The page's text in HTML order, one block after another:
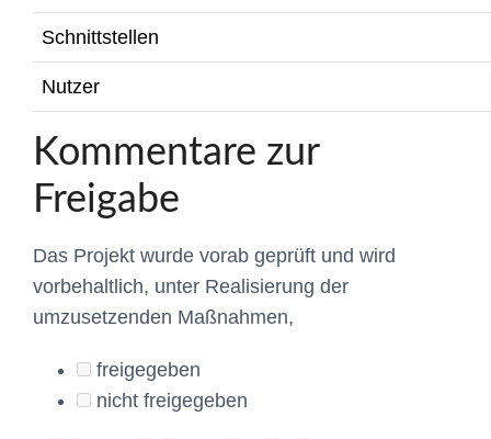
Schnittstellen
Nutzer
Kommentare zur
Freigabe
Das Projekt wurde vorab geprüft und wird
vorbehaltlich, unter Realisierung der
umzusetzenden Maßnahmen,
freigegeben
nicht freigegeben